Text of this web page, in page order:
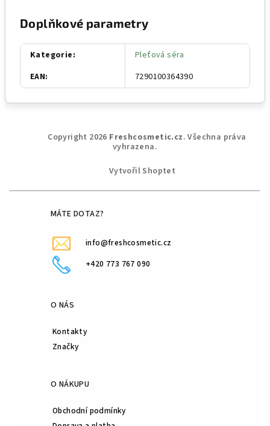
Doplňkové parametry
Kategorie:
Pleťová séra
EAN: 7290100364390
Copyright 2026 Freshcosmetic.cz. Všechna práva
vyhrazena.
Vytvořil Shoptet
MÁTE DOTAZ?
info@freshcosmetic.cz
+420 773 767 090
O NÁS
Kontakty
Značky
O NÁKUPU
Obchodní podmínky